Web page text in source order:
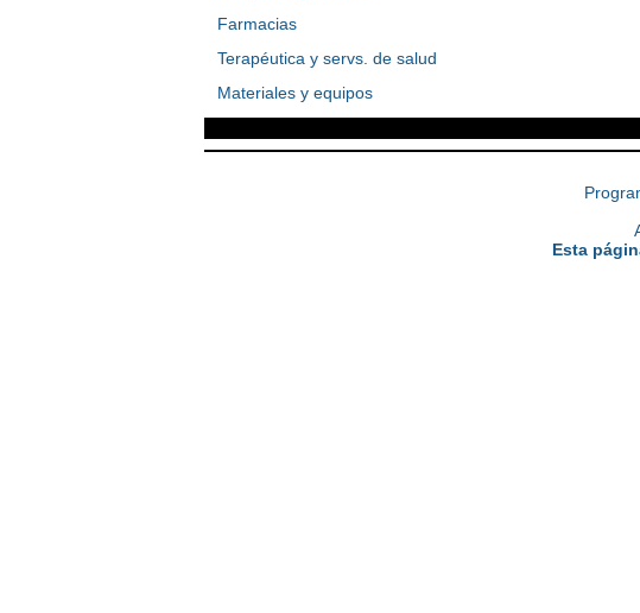
Farmacias
Terapéutica y servs. de salud
Materiales y equipos
Esta